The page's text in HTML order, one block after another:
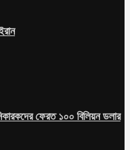
ফেরত ১০০ বিলিয়ন ডলার